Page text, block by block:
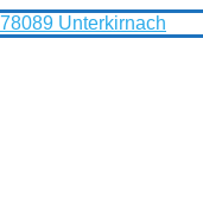
Unterkirnach